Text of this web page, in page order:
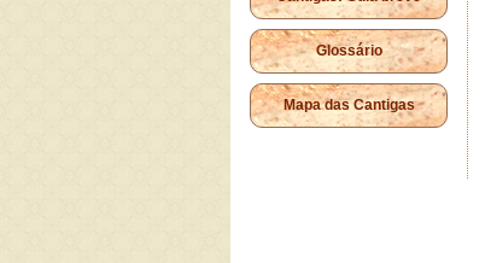
Glossário
Mapa das Cantigas